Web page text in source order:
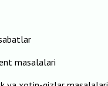
masalalari